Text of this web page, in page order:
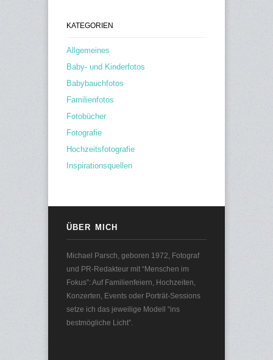
KATEGORIEN
Allgemeines
Baby- und Kinderfotos
Babybauchfotos
Familienfotos
Fotobücher
Fotografie
Hochzeitsfotografie
Inspirationsquellen
ÜBER MICH
Michael Parsch, geboren 1972, Fotograf
und PR-Redakteur mit “Menschen im
Fokus”: Auf Familienfeiern, Hochzeiten,
Konzerten, Events oder Porträt-Sessions
setze ich das jeweilige Modell “ins
bestmögliche Licht”.